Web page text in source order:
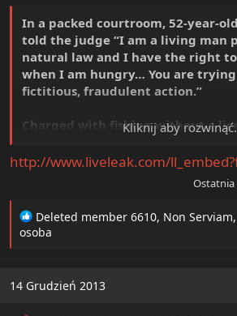
In a packed courtroom, 52-year-
told the judge “I am a living man
natural law and I have the right
when I am hungry… You are
fictitious, fraudulent action.”
Charged with fishing without a
Tertegte says he’s being wrongly
Tertelgte, 52 years old, was arrested
accused of fishing without a license
He appeared before the judge via
County Detention Center, and it was
more than a dozen friends and family
Kliknij aby
http://www.liveleak.com/
Ostatnia
R
e
i
Deleted member 6610, Non Serviam,
osoba
14 Grudzień 2013